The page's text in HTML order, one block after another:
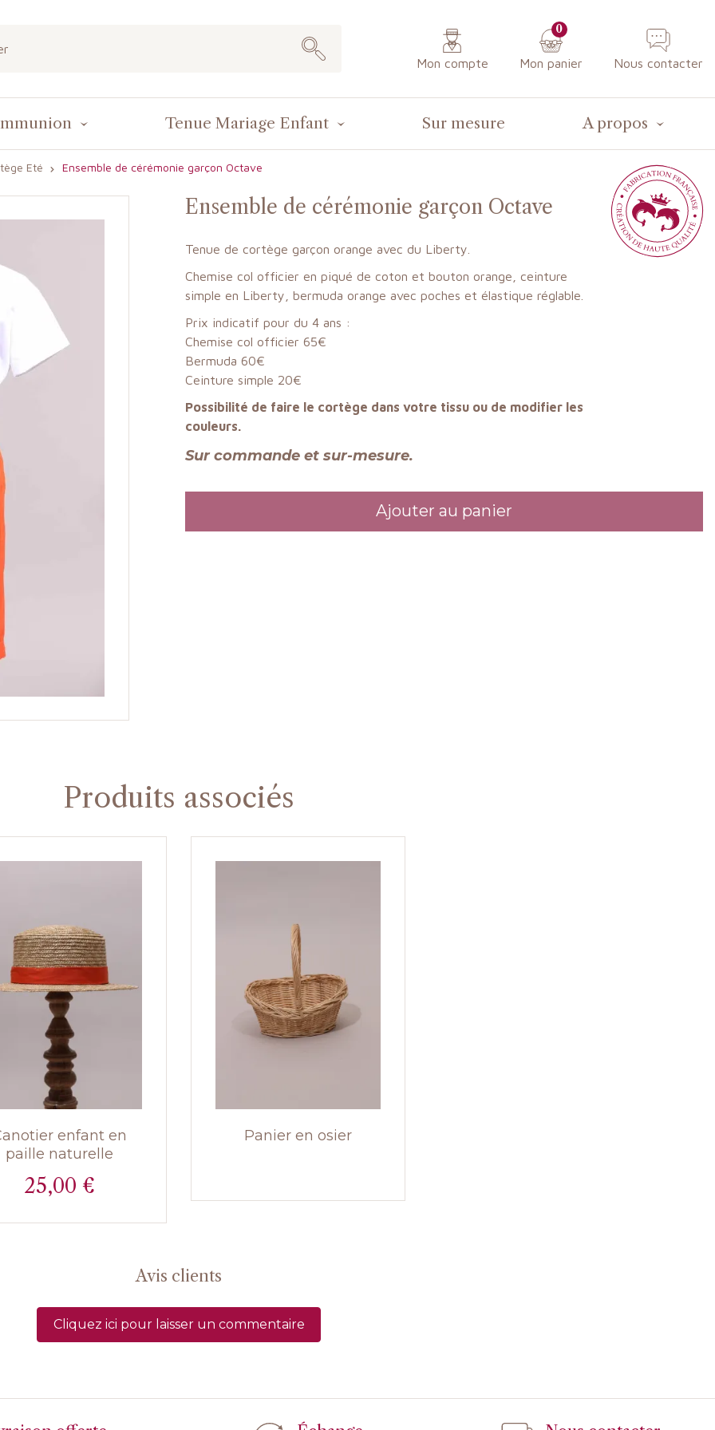
Mon compte
0
Mon panier Nous contacter
Tenue Mariage Enfant Sur mesure A propos
Eté Ensemble de cérémonie garçon Octave
Ensemble de cérémonie garçon Octave
Tenue de cortège garçon orange avec du Liberty.
Chemise col officier en piqué de coton et bouton orange, ceinture
simple en Liberty, bermuda orange avec poches et élastique réglable.
Prix indicatif pour du 4 ans :
Chemise col officier 65€
Bermuda 60€
Ceinture simple 20€
Possibilité de faire le cortège dans votre tissu ou de modifier les
couleurs.
Sur commande et sur-mesure.
Ajouter au panier
Produits associés
enfant en
paille naturelle
Prix
25,00 €
Panier en osier
Avis clients
Cliquez ici pour laisser un commentaire